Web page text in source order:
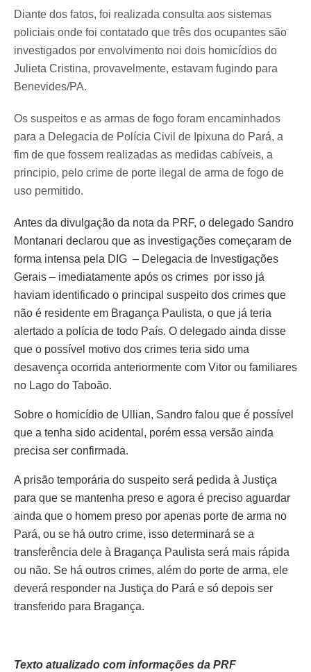
Diante dos fatos, foi realizada consulta aos sistemas
policiais onde foi contatado que três dos ocupantes são
investigados por envolvimento noi dois homicídios do
Julieta Cristina, provavelmente, estavam fugindo para
Benevides/PA.
Os suspeitos e as armas de fogo foram encaminhados
para a Delegacia de Polícia Civil de Ipixuna do Pará, a
fim de que fossem realizadas as medidas cabíveis, a
principio, pelo crime de porte ilegal de arma de fogo de
uso permitido.
Antes da divulgação da nota da PRF, o delegado Sandro
Montanari declarou que as investigações começaram de
forma intensa pela DIG – Delegacia de Investigações
Gerais – imediatamente após os crimes por isso já
haviam identificado o principal suspeito dos crimes que
não é residente em Bragança Paulista, o que já teria
alertado a polícia de todo País. O delegado ainda disse
que o possível motivo dos crimes teria sido uma
desavença ocorrida anteriormente com Vitor ou familiares
no Lago do Taboão.
Sobre o homicídio de Ullian, Sandro falou que é possível
que a tenha sido acidental, porém essa versão ainda
precisa ser confirmada.
A prisão temporária do suspeito será pedida à Justiça
para que se mantenha preso e agora é preciso aguardar
ainda que o homem preso por apenas porte de arma no
Pará, ou se há outro crime, isso determinará se a
transferência dele à Bragança Paulista será mais rápida
ou não. Se há outros crimes, além do porte de arma, ele
deverá responder na Justiça do Pará e só depois ser
transferido para Bragança.
Texto atualizado com informações da PRF